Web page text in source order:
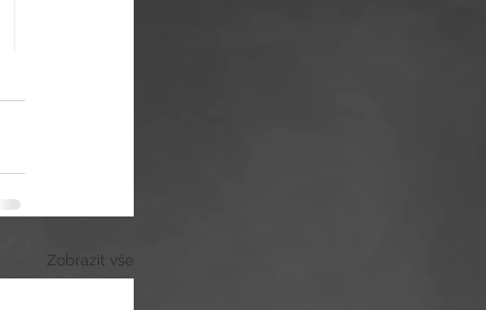
Zobrazit vše